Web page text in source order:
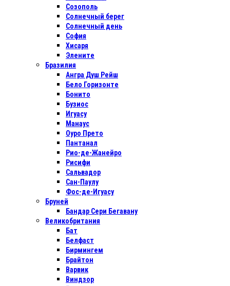
Созополь
Солнечный берег
Солнечный день
София
Хисаря
Элените
Бразилия
Ангра Душ Рейш
Бело Горизонте
Бонито
Бузиос
Игуасу
Манаус
Оуро Прето
Пантанал
Рио-де-Жанейро
Рисифи
Сальвадор
Сан-Паулу
Фос-де-Игуасу
Бруней
Бандар Сери Бегавану
Великобритания
Бат
Белфаст
Бирмингем
Брайтон
Варвик
Виндзор